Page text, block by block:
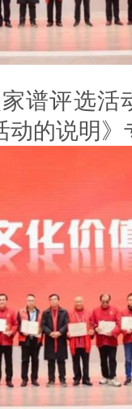
评选活
动的说明